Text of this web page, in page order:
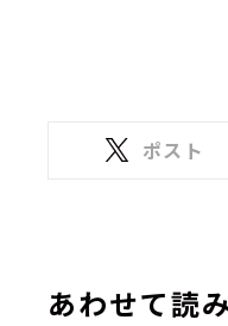
ポスト
あわせて読